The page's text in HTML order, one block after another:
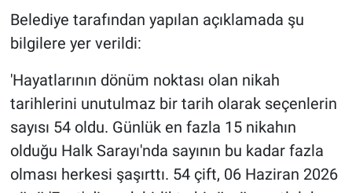
Belediye tarafından yapılan açıklamada şu
bilgilere yer verildi:
'Hayatlarının dönüm noktası olan nikah
tarihlerini unutulmaz bir tarih olarak seçenlerin
sayısı 54 oldu. Günlük en fazla 15 nikahın
olduğu Halk Sarayı'nda sayının bu kadar fazla
olması herkesi şaşırttı. 54 çift, 06 Haziran 2026
Popüler
Programlar
Sağlık
Spor